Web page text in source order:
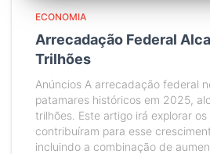
ECONOMIA
Arrecadação Federal
Trilhões
Anúncios A arrecadação federal
patamares históricos em 2025,
trilhões. Este artigo irá explorar
contribuíram para esse
incluindo a combinação de